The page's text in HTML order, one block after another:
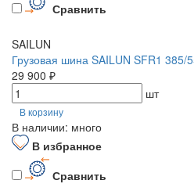
Сравнить
SAILUN
Грузовая шина SAILUN SFR1 385/
29 900 ₽
шт
В корзину
В наличии: много
В избранное
Сравнить